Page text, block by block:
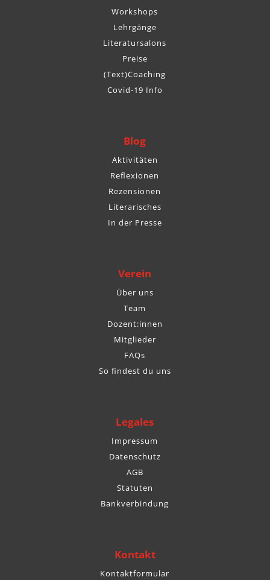
Workshops
Lehrgänge
Literatursalons
Preise
(Text)Coaching
Covid-19 Info
Blog
Aktivitäten
Reflexionen
Rezensionen
Literarisches
In der Presse
Verein
Über uns
Team
Dozent:innen
Mitglieder
FAQs
So findest du uns
Legales
Impressum
Datenschutz
AGB
Statuten
Bankverbindung
Kontakt
Kontaktformular